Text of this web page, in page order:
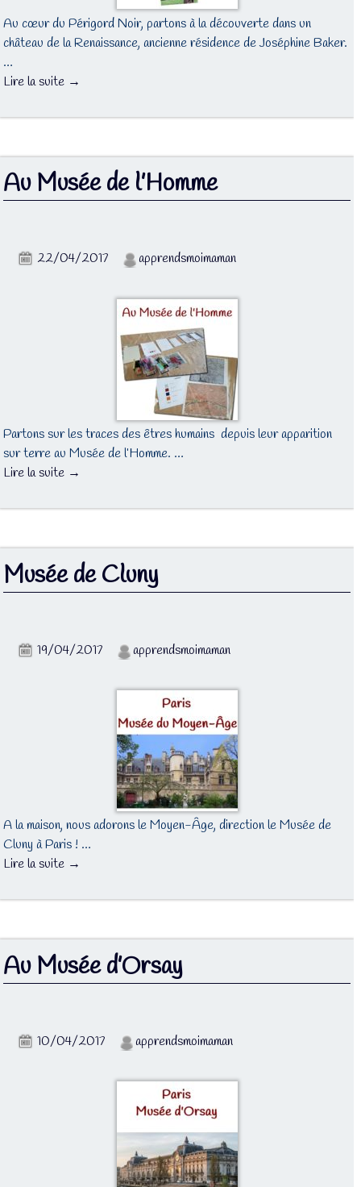
Au cœur du Périgord Noir, partons à la découverte dans un
château de la Renaissance, ancienne résidence de Joséphine Baker.
…
Lire la suite →
Au Musée de l’Homme
22/04/2017 apprendsmoimaman
Partons sur les traces des êtres humains depuis leur apparition
sur terre au Musée de l’Homme. …
Lire la suite →
Musée de Cluny
19/04/2017 apprendsmoimaman
A la maison, nous adorons le Moyen-Âge, direction le Musée de
Cluny à Paris ! …
Lire la suite →
Au Musée d’Orsay
10/04/2017 apprendsmoimaman